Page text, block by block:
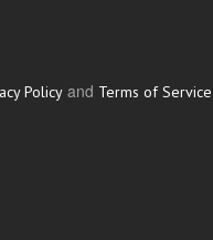
Policy and Terms of Service